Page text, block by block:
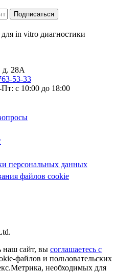
in vitro диагностики
д. 28А
53-33
с 10:00 до 18:00
персональных данных
файлов cookie
наш сайт, вы соглашаетесь с
файлов и пользовательских
необходимых для